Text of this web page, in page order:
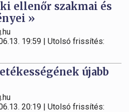
ellenőr szakmai és
»
19:59 | Utolsó frissítés:
újabb
20:19 | Utolsó frissítés: